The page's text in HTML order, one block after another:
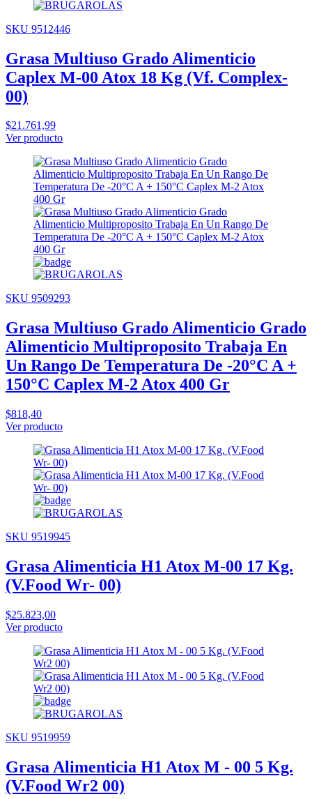
SKU 9512446
Grasa Multiuso Grado Alimenticio
Caplex M-00 Atox 18 Kg (Vf. Complex-
00)
$21.761,99
Ver producto
SKU 9509293
Grasa Multiuso Grado Alimenticio Grado
Alimenticio Multiproposito Trabaja En
Un Rango De Temperatura De -20°C A +
150°C Caplex M-2 Atox 400 Gr
$818,40
Ver producto
SKU 9519945
Grasa Alimenticia H1 Atox M-00 17 Kg.
(V.Food Wr- 00)
$25.823,00
Ver producto
SKU 9519959
Grasa Alimenticia H1 Atox M - 00 5 Kg.
(V.Food Wr2 00)